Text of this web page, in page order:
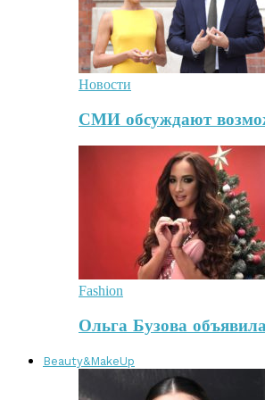
Новости
СМИ обсуждают
Fashion
Ольга Бузова
Beauty&MakeUp